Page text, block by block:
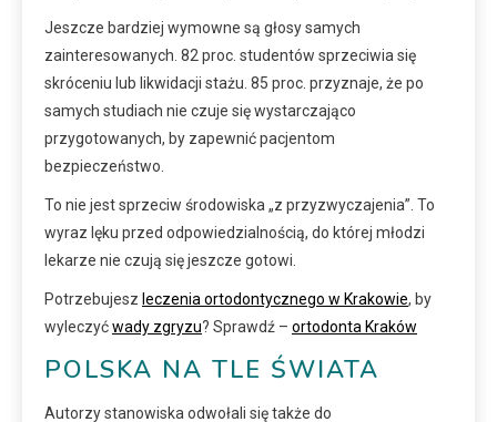
Jeszcze bardziej wymowne są głosy samych
zainteresowanych. 82 proc. studentów sprzeciwia się
skróceniu lub likwidacji stażu. 85 proc. przyznaje, że po
samych studiach nie czuje się wystarczająco
przygotowanych, by zapewnić pacjentom
bezpieczeństwo.
To nie jest sprzeciw środowiska „z przyzwyczajenia”. To
wyraz lęku przed odpowiedzialnością, do której młodzi
lekarze nie czują się jeszcze gotowi.
Potrzebujesz leczenia ortodontycznego w Krakowie, by
wyleczyćwady zgryzu? Sprawdź – ortodonta Kraków
POLSKA NA TLE ŚWIATA
Autorzy stanowiska odwołali się także do